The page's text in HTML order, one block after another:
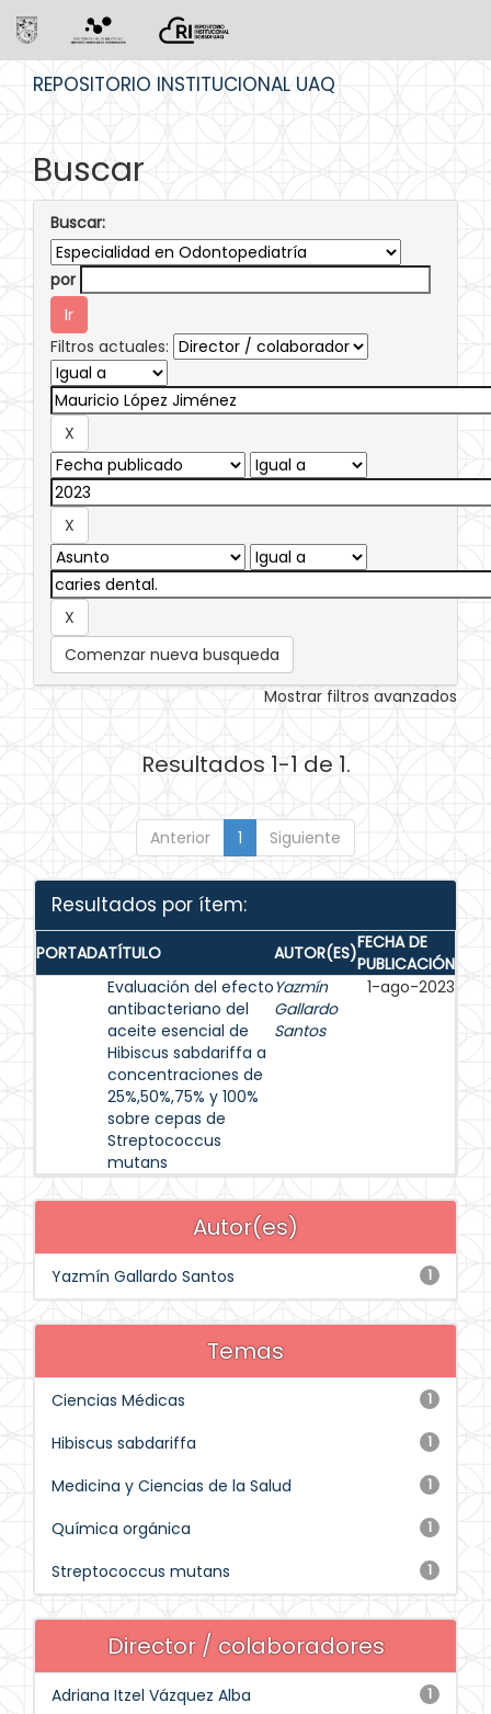
REPOSITORIO INSTITUCIONAL UAQ
Buscar
Buscar:
por
Filtros actuales:
Comenzar nueva busqueda
Mostrar filtros avanzados
Resultados 1-1 de 1.
Anterior 1 Siguiente
Resultados por ítem:
PORTADATÍTULO AUTOR(ES)FECHA DE
PUBLICACIÓN
Evaluación del efecto
antibacteriano del
aceite esencial de
Hibiscus sabdariffa a
concentraciones de
25%,50%,75% y 100%
sobre cepas de
Streptococcus
mutans
Yazmín
Gallardo
Santos
1-ago-2023
Autor(es)
1
Yazmín Gallardo Santos
Temas
1
Ciencias Médicas
1
Hibiscus sabdariffa
1
Medicina y Ciencias de la Salud
1
Química orgánica
1
Streptococcus mutans
Director / colaboradores
1
Adriana Itzel Vázquez Alba